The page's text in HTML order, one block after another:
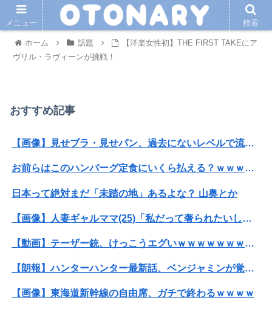
ホーム 話題
【洋楽女性初】THE FIRST TAKEにア
ヴリル・ラヴィーンが挑戦！
おすすめ記事
【画像】見せブラ・見せパン、過去にないレベルで流行りまくる😡
お前らはこのハンバーグ定食にいくら払える？ｗｗｗｗｗｗｗｗｗｗ
日本って絶対まだ「未踏の地」あるよな？ 山奥とか
【画像】人妻ギャルママ(25)「私だって奢られたいし女扱いしてほしい。」⇒！！
【動画】テーザー銃、けっこうエグいｗｗｗｗｗｗｗｗｗｗ
【朗報】ハンターハンター最新話、ベンジャミンが覚醒して主人公になるwwwwwwwwwww
【画像】東海道新幹線の自由席、ガチで終わるｗｗｗｗ
メニュー 検索